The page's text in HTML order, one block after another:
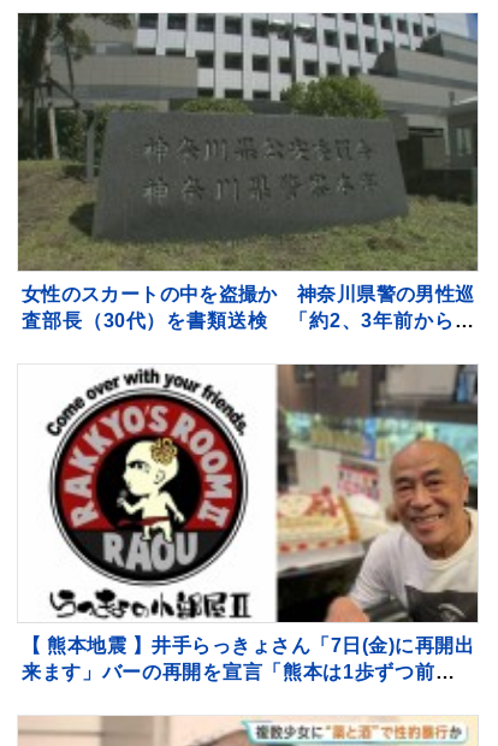
女性のスカートの中を盗撮か 神奈川県警の男性巡
査部長（30代）を書類送検 「約2、3年前から盗
【 熊本地震 】井手らっきょさん「7日(金)に再開出
来ます」バーの再開を宣言「熊本は1歩ずつ前へ進